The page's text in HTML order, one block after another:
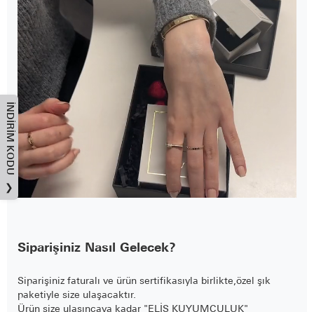
Siparişiniz Nasıl Gelecek?
Siparişiniz faturalı ve ürün sertifikasıyla birlikte,özel şık
paketiyle size ulaşacaktır.
Ürün size ulaşıncaya kadar "ELİS KUYUMCULUK"
İNDIRIM KODU
❯